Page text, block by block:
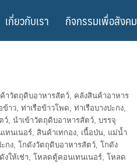
เกี่ยวกับเรา กิจกรรมเพื่อสังคม
าวัตถุดิบอาหารสัตว์, คลังสินค้าอาหาร
ข้าว, ท่าเรือข้าวโพด, ท่าเรือบางปะกง,
ว์, นำเข้าวัตถุดิบอาหารสัตว์, บรรจุ
ทนเนอร์, สินค้าเทกอง, เนื้อป่น, แม่น้ำ
กง, โกดังวัตถุดิบอาหารสัตว์, โกดัง
งให้เช่า, โหลดตู้คอนเทนเนอร์, โหลด